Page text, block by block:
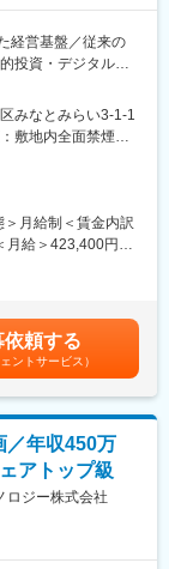
接提言する機会も
ようにゼロからサ
ます。
。メンバーは転職
い。
する取り組みをし
間を自己啓発に充
しております。
つけながら、ワー
環境です。
経営基盤／従来の
投資・デジタル技
よび戦略に基づく
い決済サービスの
だきます。
方針の企画立案
した当行口座利用
進業務
、他社との協業に
企画、システム開
プ
、約15名のグルー
みなとみらい3-1-1
敷地内全面禁煙変
月給制＜賃金内訳
月給＞423,400円～
を通じて上下する
めた表記です。
依頼する
ントサービス）
／年収450万
アトップ級
ロジー株式会社